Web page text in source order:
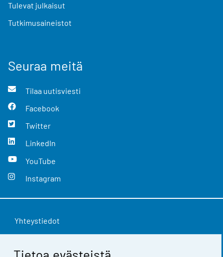
Tulevat julkaisut
Tutkimusaineistot
Seuraa meitä
Tilaa uutisviesti
Facebook
Twitter
LinkedIn
YouTube
Instagram
Yhteystiedot